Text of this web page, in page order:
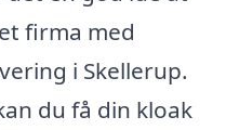
firma med
i Skellerup.
du få din kloak